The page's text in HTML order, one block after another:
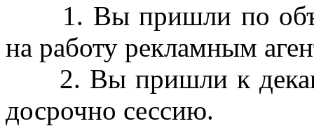
1. Вы пришли по
на работу рекламным
2. Вы пришли к декану
досрочно сессию.